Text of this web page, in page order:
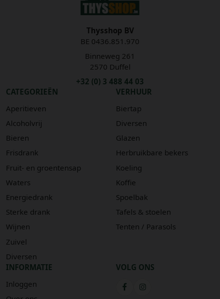
Thysshop BV
BE 0436.851.970
Binneweg 261
2570 Duffel
+32 (0) 3 488 44 03
CATEGORIEËN
Aperitieven
Alcoholvrij
Bieren
Frisdrank
Fruit- en groentensap
Waters
Energiedrank
Sterke drank
Wijnen
Zuivel
Diversen
VERHUUR
Biertap
Diversen
Glazen
Herbruikbare bekers
Koeling
Koffie
Spoelbak
Tafels & stoelen
Tenten / Parasols
INFORMATIE
Inloggen
VOLG ONS